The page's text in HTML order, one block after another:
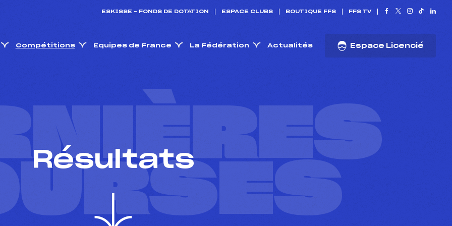
ESKISSE – FONDS DE DOTATION ESPACE CLUBS BOUTIQUE FFS FFS TV
Compétitions Equipes de France La Fédération Actualités Espace Licencié
Résultats